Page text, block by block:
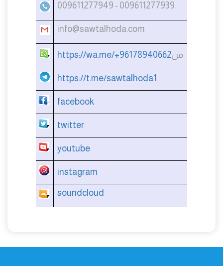
009611277949 - 009611277939​​​​​
info@sawtalhoda.com
https://wa.me/+96178940662من
https://t.me/sawtalhoda1
facebook
twitter
youtube
instagram
soundcloud